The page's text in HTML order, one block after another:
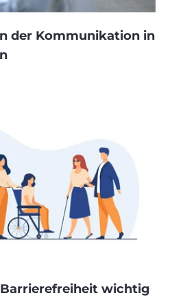
der Kommunikation in
wichtig